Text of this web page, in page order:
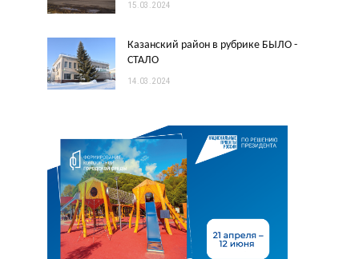
15.03.2024
Казанский район в рубрике БЫЛО -
СТАЛО
14.03.2024